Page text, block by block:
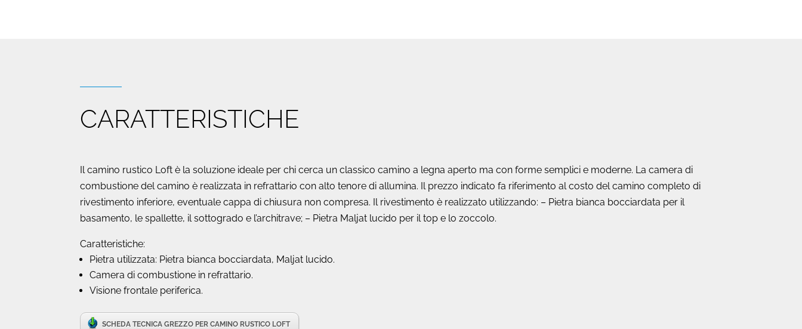
CARATTERISTICHE
Il camino rustico Loft è la soluzione ideale per chi cerca un classico camino a legna aperto ma con forme semplici e moderne. La camera di
combustione del camino è realizzata in refrattario con alto tenore di allumina. Il prezzo indicato fa riferimento al costo del camino completo di
rivestimento inferiore, eventuale cappa di chiusura non compresa. Il rivestimento è realizzato utilizzando: – Pietra bianca bocciardata per il
basamento, le spallette, il sottogrado e l’architrave; – Pietra Maljat lucido per il top e lo zoccolo.
Caratteristiche:
Pietra utilizzata: Pietra bianca bocciardata, Maljat lucido.
Camera di combustione in refrattario.
Visione frontale periferica.
SCHEDA TECNICA GREZZO PER CAMINO RUSTICO LOFT